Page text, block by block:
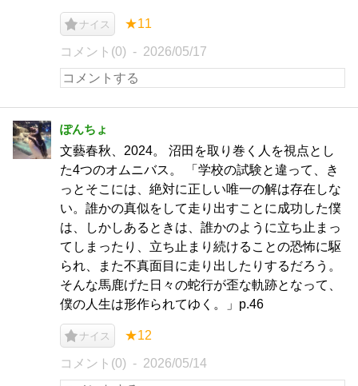
ナイス ★11
コメント(0) 2026/05/17
ぽんちょ
文藝春秋、2024。 沼田を取り巻く人を視点とし
た4つのオムニバス。 「学校の試験と違って、き
っとそこには、絶対に正しい唯一の解は存在しな
い。誰かの真似をして走り出すことに成功した僕
は、しかしあるときは、誰かのように立ち止まっ
てしまったり、立ち止まり続けることの恐怖に駆
られ、また不真面目に走り出したりするだろう。
そんな馬鹿げた日々の蛇行が歪な軌跡となって、
僕の人生は形作られてゆく。」p.46
ナイス ★12
コメント(0) 2026/05/14